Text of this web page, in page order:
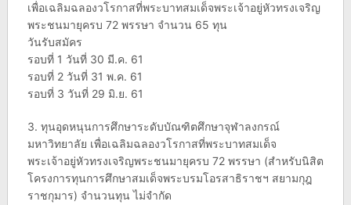
เพื่อเฉลิมฉลองวโรกาสที่พระบาทสมเด็จพระเจ้าอยู่หัวทรงเจริญ
พระชนมายุครบ 72 พรรษา จำนวน 65 ทุน
วันรับสมัคร
รอบที่ 1 วันที่ 30 มี.ค. 61
รอบที่ 2 วันที่ 31 พ.ค. 61
รอบที่ 3 วันที่ 29 มิ.ย. 61
3. ทุนอุดหนุนการศึกษาระดับบัณฑิตศึกษาจุฬาลงกรณ์
มหาวิทยาลัย เพื่อเฉลิมฉลองวโรกาสที่พระบาทสมเด็จ
พระเจ้าอยู่หัวทรงเจริญพระชนมายุครบ 72 พรรษา (สำหรับนิสิต
โครงการทุนการศึกษาสมเด็จพระบรมโอรสาธิราชฯ สยามกุฎ
ราชกุมาร) จำนวนทุน ไม่จำกัด